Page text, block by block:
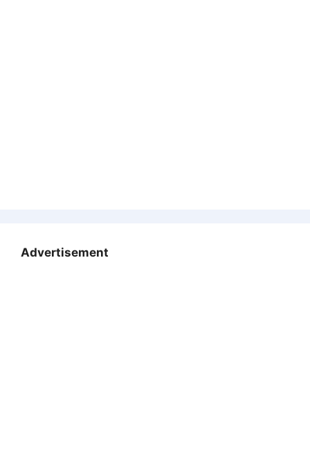
Advertisement